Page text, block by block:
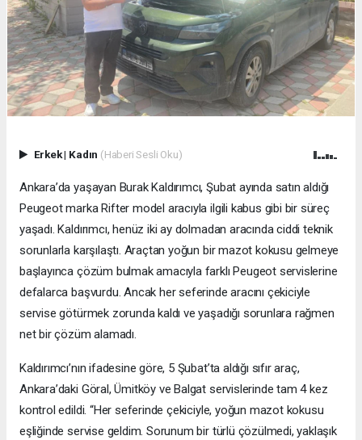
Erkek| Kadın (Haberi Sesli Oku)
Ankara’da yaşayan Burak Kaldırımcı, Şubat ayında satın aldığı
Peugeot marka Rifter model aracıyla ilgili kabus gibi bir süreç
yaşadı. Kaldırımcı, henüz iki ay dolmadan aracında ciddi teknik
sorunlarla karşılaştı. Araçtan yoğun bir mazot kokusu gelmeye
başlayınca çözüm bulmak amacıyla farklı Peugeot servislerine
defalarca başvurdu. Ancak her seferinde aracını çekiciyle
servise götürmek zorunda kaldı ve yaşadığı sorunlara rağmen
net bir çözüm alamadı.
Kaldırımcı’nın ifadesine göre, 5 Şubat’ta aldığı sıfır araç,
Ankara’daki Göral, Ümitköy ve Balgat servislerinde tam 4 kez
kontrol edildi. “Her seferinde çekiciyle, yoğun mazot kokusu
eşliğinde servise geldim. Sorunum bir türlü çözülmedi, yaklaşık